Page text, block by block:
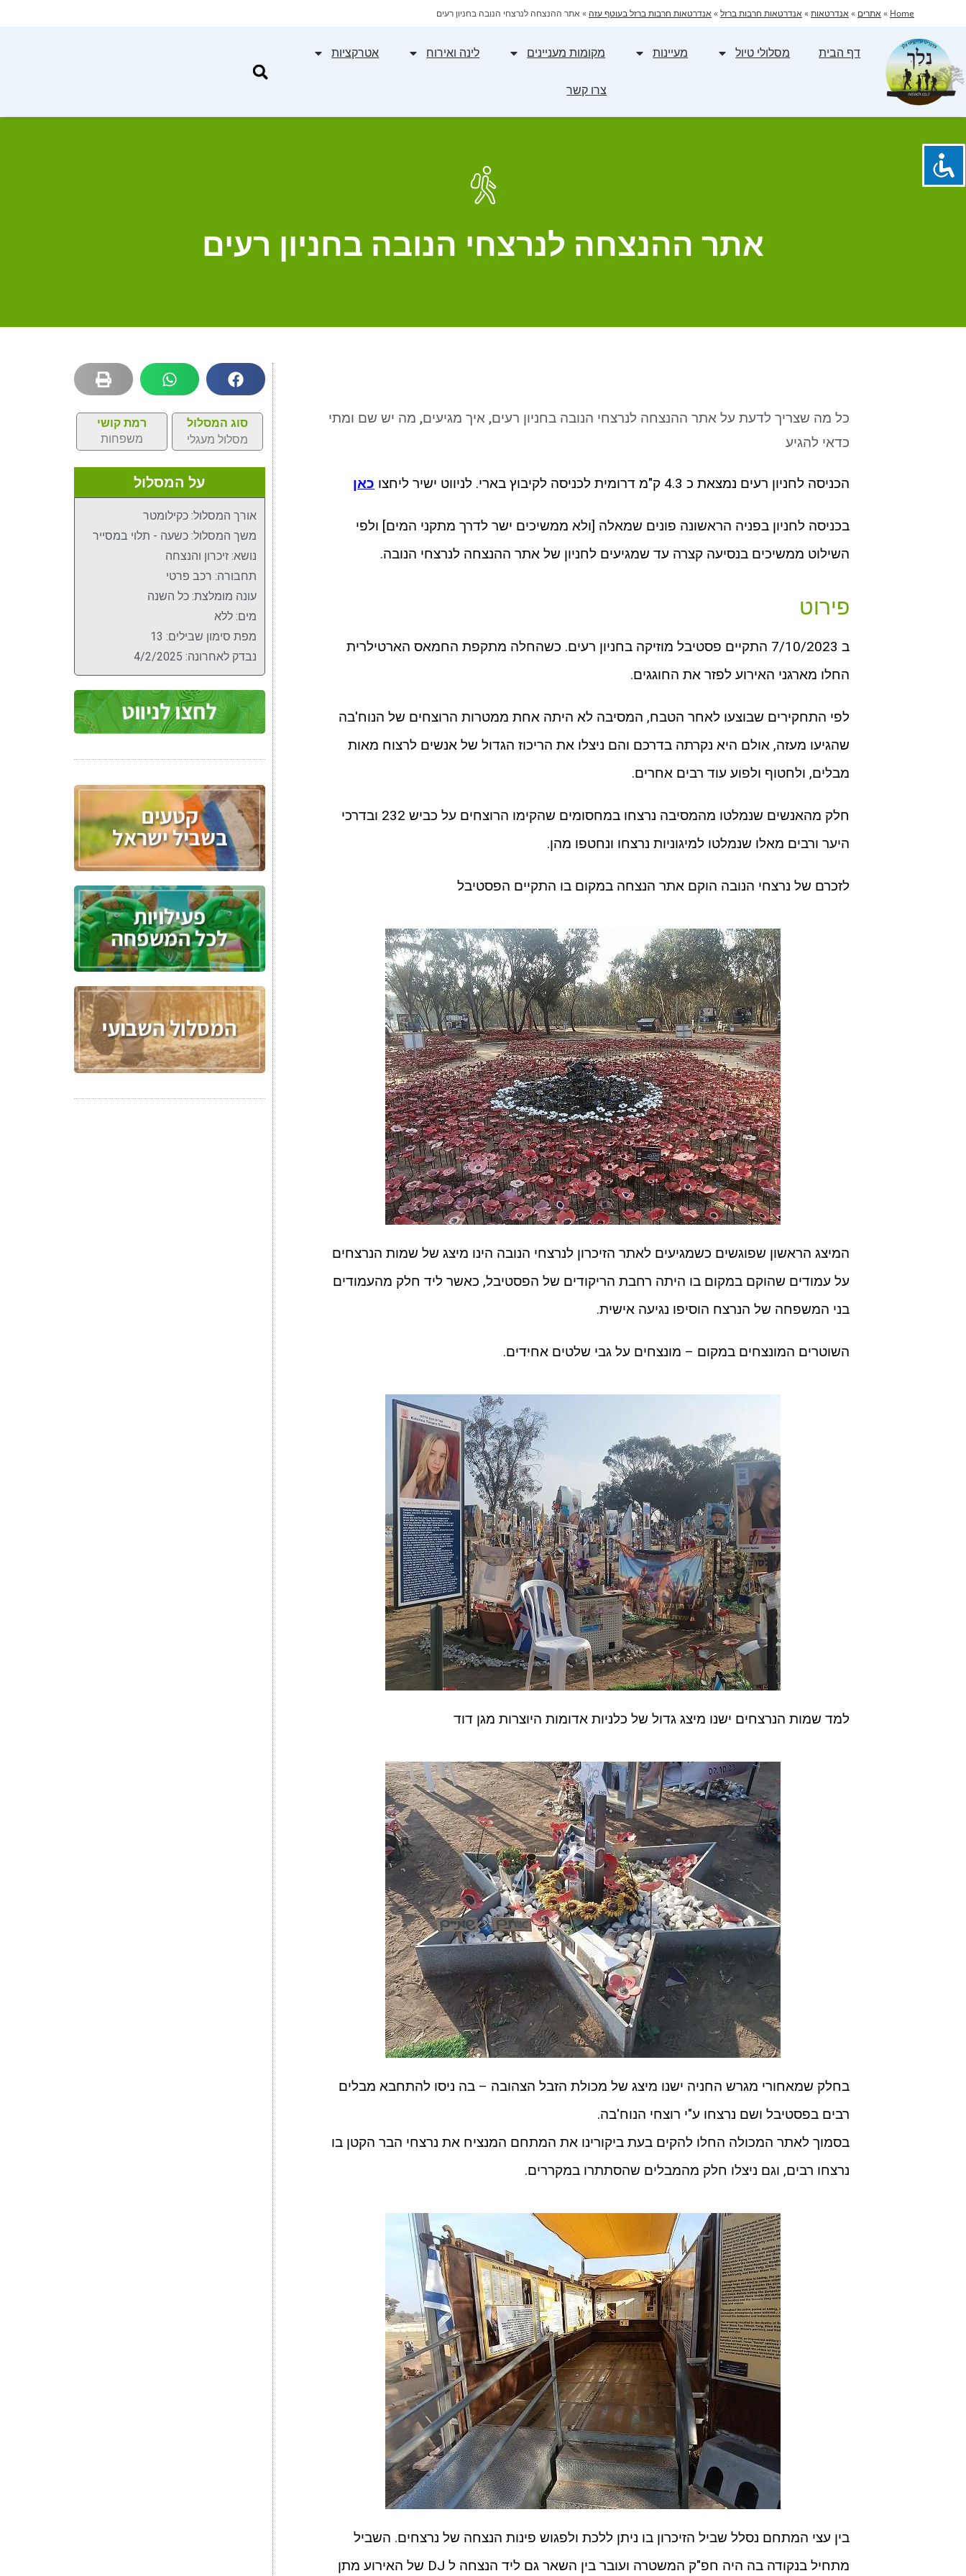
Home
» אתרים » אנדרטאות» אנדרטאות חרבות ברזל» אנדרטאות חרבות ברזל בעוטף עזה » אתר ההנצחה לנרצחי הנובה בחניון רעים
דף הבית מסלולי טיול מעיינות מקומות מעניינים לינה ואירוח אטרקציות
צרו קשר
אתר ההנצחה לנרצחי הנובה בחניון רעים
כל מה שצריך לדעת על אתר ההנצחה לנרצחי הנובה בחניון רעים, איך מגיעים, מה יש שם ומתי
כדאי להגיע
הכניסה לחניון רעים נמצאת כ 4.3 ק"מ דרומית לכניסה לקיבוץ בארי. לניווט ישיר ליחצו כאן
בכניסה לחניון בפניה הראשונה פונים שמאלה [ולא ממשיכים ישר לדרך מתקני המים] ולפי
השילוט ממשיכים בנסיעה קצרה עד שמגיעים לחניון של אתר ההנצחה לנרצחי הנובה.
פירוט
ב 7/10/2023 התקיים פסטיבל מוזיקה בחניון רעים. כשהחלה מתקפת החמאס הארטילרית
החלו מארגני האירוע לפזר את החוגגים.
לפי התחקירים שבוצעו לאחר הטבח, המסיבה לא היתה אחת ממטרות הרוצחים של הנוח'בה
שהגיעו מעזה, אולם היא נקרתה בדרכם והם ניצלו את הריכוז הגדול של אנשים לרצוח מאות
מבלים, ולחטוף ולפוע עוד רבים אחרים.
חלק מהאנשים שנמלטו מהמסיבה נרצחו במחסומים שהקימו הרוצחים על כביש 232 ובדרכי
היער ורבים מאלו שנמלטו למיגוניות נרצחו ונחטפו מהן.
לזכרם של נרצחי הנובה הוקם אתר הנצחה במקום בו התקיים הפסטיבל
המיצג הראשון שפוגשים כשמגיעים לאתר הזיכרון לנרצחי הנובה הינו מיצג של שמות הנרצחים
על עמודים שהוקם במקום בו היתה רחבת הריקודים של הפסטיבל, כאשר ליד חלק מהעמודים
בני המשפחה של הנרצח הוסיפו נגיעה אישית.
השוטרים המונצחים במקום – מונצחים על גבי שלטים אחידים.
למד שמות הנרצחים ישנו מיצג גדול של כלניות אדומות היוצרות מגן דוד
בחלק שמאחורי מגרש החניה ישנו מיצג של מכולת הזבל הצהובה – בה ניסו להתחבא מבלים
רבים בפסטיבל ושם נרצחו ע"י רוצחי הנוח'בה.
בסמוך לאתר המכולה החלו להקים בעת ביקורינו את המתחם המנציח את נרצחי הבר הקטן בו
נרצחו רבים, וגם ניצלו חלק מהמבלים שהסתתרו במקררים.
בין עצי המתחם נסלל שביל הזיכרון בו ניתן ללכת ולפגוש פינות הנצחה של נרצחים. השביל
מתחיל בנקודה בה היה חפ"ק המשטרה ועובר בין השאר גם ליד הנצחה ל DJ של האירוע מתן
סוג המסלול
מסלול מעגלי
רמת קושי
משפחות
על המסלול
אורך המסלול: כקילומטר
משך המסלול: כשעה - תלוי במסייר
נושא: זיכרון והנצחה
תחבורה: רכב פרטי
עונה מומלצת: כל השנה
מים: ללא
מפת סימון שבילים: 13
נבדק לאחרונה: 4/2/2025